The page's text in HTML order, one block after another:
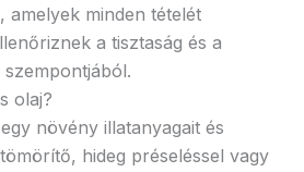
amelyek minden tételét
a tisztaság és a
olaj?
növény illatanyagait és
hideg préseléssel vagy